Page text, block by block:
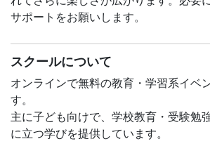
サポートをお願いします。
スクールについて
オンラインで無料の教育・学習系イベ
す。
主に子ども向けで、学校教育・受験勉
に立つ学びを提供しています。